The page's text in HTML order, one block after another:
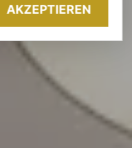
AKZEPTIEREN